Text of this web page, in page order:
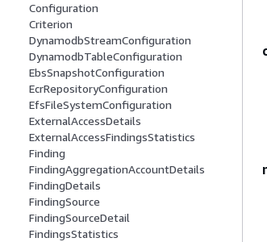
Configuration
Criterion
DynamodbStreamConfiguration
DynamodbTableConfiguration
EbsSnapshotConfiguration
EcrRepositoryConfiguration
EfsFileSystemConfiguration
ExternalAccessDetails
ExternalAccessFindingsStatistics
Finding
FindingAggregationAccountDetails
FindingDetails
FindingSource
FindingSourceDetail
FindingsStatistics